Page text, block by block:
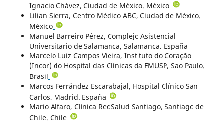
Ignacio Chávez, Ciudad de México. México
Lilian Sierra, Centro Médico ABC, Ciudad de México.
México
Manuel Barreiro Pérez, Complejo Asistencial
Universitario de Salamanca, Salamanca. España
Marcelo Luiz Campos Vieira, Instituto do Coração
(Incor) do Hospital das Clínicas da FMUSP, Sao Paulo.
Brasil
Marcos Ferrández Escarabajal, Hospital Clínico San
Carlos, Madrid. España
Mario Alfaro, Clínica RedSalud Santiago, Santiago de
Chile. Chile